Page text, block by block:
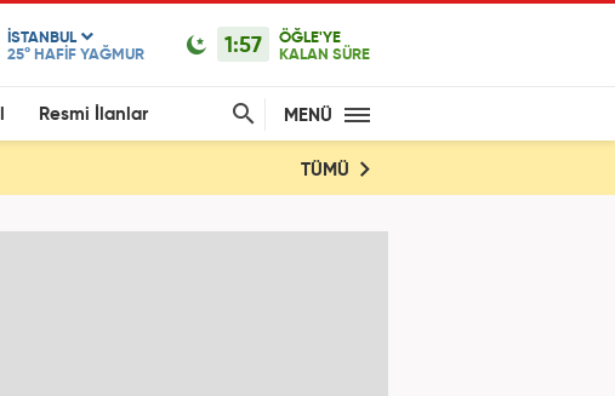
ISTANBUL
25° HAFİF YAĞMUR 1:57
ÖĞLE'YE
KALAN SÜRE
Resmi İlanlar MENÜ
TÜMÜ